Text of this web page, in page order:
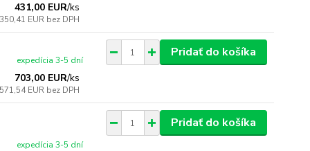
431,00 EUR/ks
350,41 EUR bez DPH
703,00 EUR/ks
571,54 EUR bez DPH
expedícia 3-5 dní
Pridať do košíka
expedícia 3-5 dní
Pridať do košíka